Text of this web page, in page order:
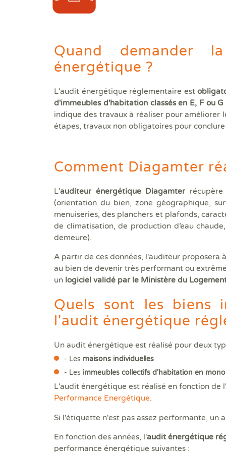
Diagnostics avant travaux
Actualités
Faire un devis
Trouver une agence
Offres d'emploi
Contact
Quand demander
énergétique ?
L'audit énergétique réglementaire est
d'immeubles d'habitation classés en E, F ou G
indique des travaux à réaliser pour améliorer
étapes, travaux non obligatoires pour
Comment Diagamter
L'auditeur énergétique Diagamterrécupère
(orientation du bien, zone géographique,
menuiseries, des planchers et plafonds,
de climatisation, de production d’eau
demeure).
A partir de ces données, l'auditeur proposera
au bien de devenir très performant ou
un logiciel validé par le Ministère du
Quels sont les biens
l'audit énergétique
Un audit énergétique est réalisé pour deux
- Les maisons individuelles
- Les immeubles collectifs d'habitation en
L'audit énergétique est réalisé en fonction
Performance Energétique.
Si l'étiquette n'est pas assez performante, un
En fonction des années, l'audit énergétique
performance énergétique suivantes :